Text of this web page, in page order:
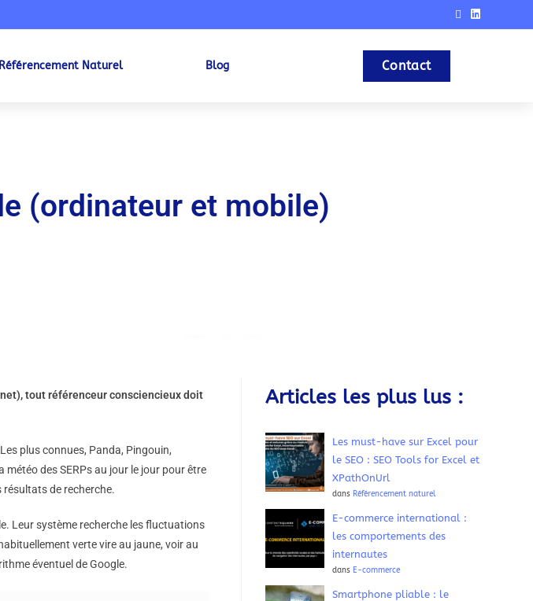
Référencement Naturel Blog Contact
(ordinateur et mobile)
tout référenceur consciencieux doit
plus connues, Panda, Pingouin,
des SERPs au jour le jour pour être
résultats de recherche.
Leur système recherche les fluctuations
verte vire au jaune, voir au
éventuel de Google.
Articles les plus lus :
Les must-have sur Excel pour
le SEO : SEO Tools for Excel et
XPathOnUrl
dans Référencement naturel
E-commerce international :
les comportements des
internautes
dans E-commerce
Smartphone pliable : le